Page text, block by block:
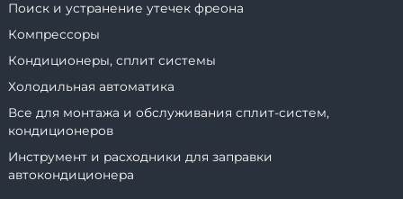
Поиск и устранение утечек фреона
Компрессоры
Кондиционеры, сплит системы
Холодильная автоматика
Все для монтажа и обслуживания сплит-систем,
кондиционеров
Инструмент и расходники для заправки
автокондиционера